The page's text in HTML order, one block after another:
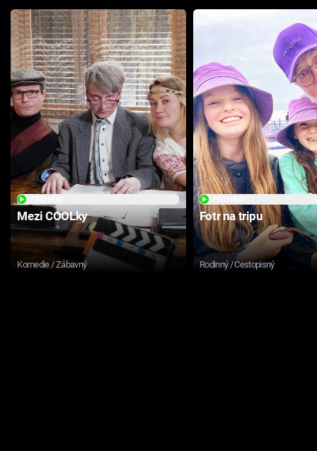
Mezi COOLky
Komedie / Zábavný
Fotr na tripu
Rodinný / Cestopisný